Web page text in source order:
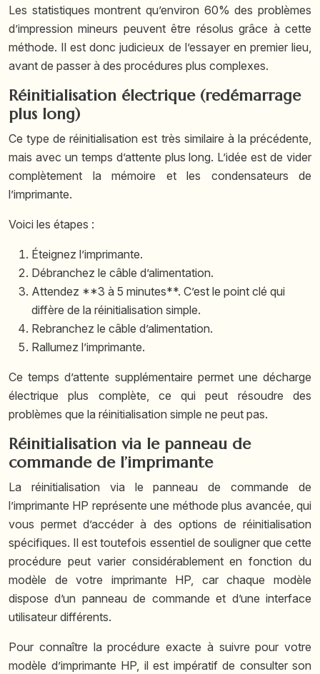
Les statistiques montrent qu’environ 60% des problèmes
d’impression mineurs peuvent être résolus grâce à cette
méthode. Il est donc judicieux de l’essayer en premier lieu,
avant de passer à des procédures plus complexes.
Réinitialisation électrique (redémarrage
plus long)
Ce type de réinitialisation est très similaire à la précédente,
mais avec un temps d’attente plus long. L’idée est de vider
complètement la mémoire et les condensateurs de
l’imprimante.
Voici les étapes :
Éteignez l’imprimante.
Débranchez le câble d’alimentation.
Attendez **3 à 5 minutes**. C’est le point clé qui
diffère de la réinitialisation simple.
Rebranchez le câble d’alimentation.
Rallumez l’imprimante.
Ce temps d’attente supplémentaire permet une décharge
électrique plus complète, ce qui peut résoudre des
problèmes que la réinitialisation simple ne peut pas.
Réinitialisation via le panneau de
commande de l’imprimante
La réinitialisation via le panneau de commande de
l’imprimante HP représente une méthode plus avancée, qui
vous permet d’accéder à des options de réinitialisation
spécifiques. Il est toutefois essentiel de souligner que cette
procédure peut varier considérablement en fonction du
modèle de votre imprimante HP, car chaque modèle
dispose d’un panneau de commande et d’une interface
utilisateur différents.
Pour connaître la procédure exacte à suivre pour votre
modèle d’imprimante HP, il est impératif de consulter son